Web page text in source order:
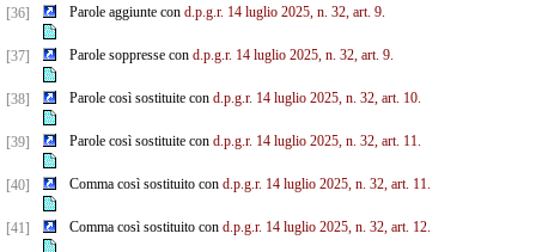
[36] Parole aggiunte con d.p.g.r. 14 luglio 2025, n. 32, art. 9.
[37] Parole soppresse con d.p.g.r. 14 luglio 2025, n. 32, art. 9.
[38] Parole così sostituite con d.p.g.r. 14 luglio 2025, n. 32, art. 10.
[39] Parole così sostituite con d.p.g.r. 14 luglio 2025, n. 32, art. 11.
[40] Comma così sostituito con d.p.g.r. 14 luglio 2025, n. 32, art. 11.
[41] Comma così sostituito con d.p.g.r. 14 luglio 2025, n. 32, art. 12.